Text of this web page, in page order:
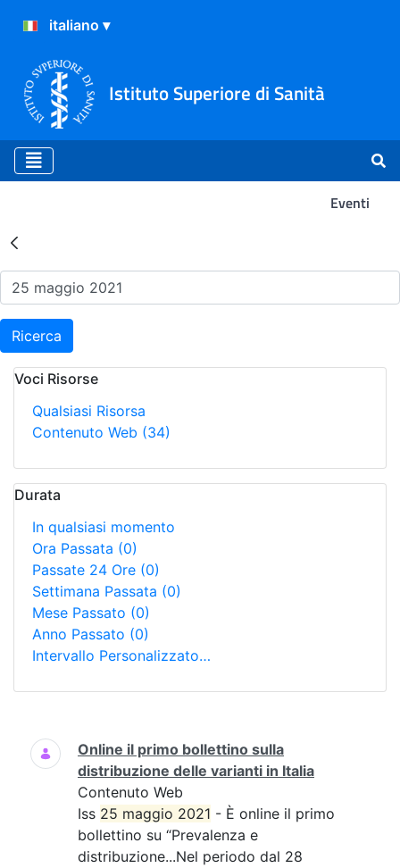
Istituto Superiore di Sanità
Eventi
Risultati della Ricerca -
Ricerca
Voci Risorse
Qualsiasi Risorsa
Contenuto Web (34)
Durata
In qualsiasi momento
Ora Passata (0)
Passate 24 Ore (0)
Settimana Passata (0)
Mese Passato (0)
Anno Passato (0)
Intervallo Personalizzato…
Ricerca
Online il primo bollettino sulla
distribuzione delle varianti in Italia
Contenuto Web
Iss 25 maggio 2021 - È online il primo
bollettino su “Prevalenza e
distribuzione...Nel periodo dal 28